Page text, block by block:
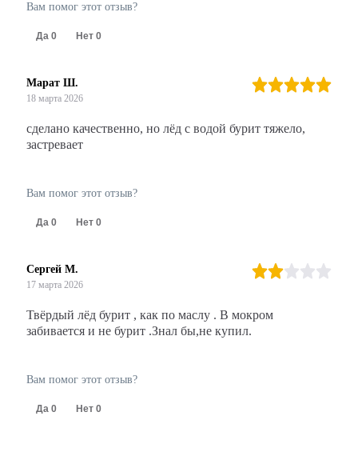
Вам помог этот отзыв?
Да 0 Нет 0
Марат Ш.
18 марта 2026
сделано качественно, но лёд с водой бурит тяжело,
застревает
Вам помог этот отзыв?
Да 0 Нет 0
Сергей М.
17 марта 2026
Твёрдый лёд бурит , как по маслу . В мокром
забивается и не бурит .Знал бы,не купил.
Вам помог этот отзыв?
Да 0 Нет 0